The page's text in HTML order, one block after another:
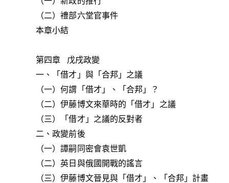
（二）禮部六堂官事件
本章小結
第四章 戊戌政變
一、「借才」與「合邦」之議
（一）何謂「借才」、「合邦」？
（二）伊藤博文來華時的「借才」之議
（三）「借才」之議的反對者
二、政變前後
（一）譚嗣同密會袁世凱
（二）英日與俄國開戰的謠言
（三）伊藤博文晉見與「借才」、「合邦」計畫